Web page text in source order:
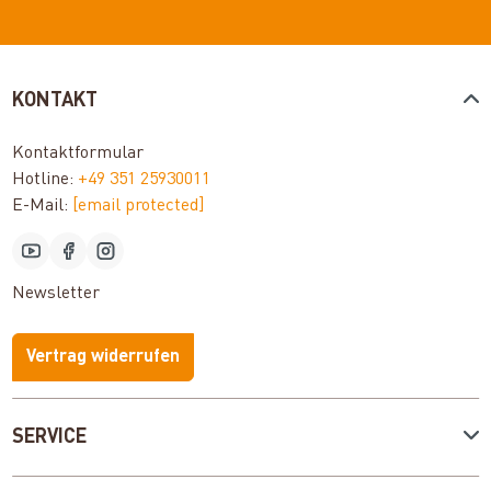
SERVICE
KONTAKT
Kontaktformular
Hotline: +49 351 25930011
E-Mail: [email protected]
Newsletter
Vertrag widerrufen